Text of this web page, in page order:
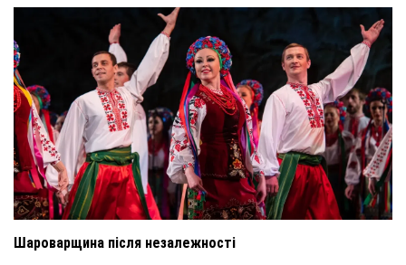
Шароварщина після незалежності